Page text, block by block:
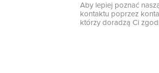
Aby lepiej poznać
kontaktu poprzez
którzy doradzą Ci